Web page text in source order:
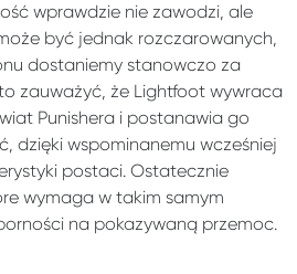
wprawdzie nie zawodzi, ale
być jednak rozczarowanych,
dostaniemy stanowczo za
zauważyć, że Lightfoot wywraca
Punishera i postanawia go
dzięki wspominanemu wcześniej
postaci. Ostatecznie
wymaga w takim samym
na pokazywaną przemoc.